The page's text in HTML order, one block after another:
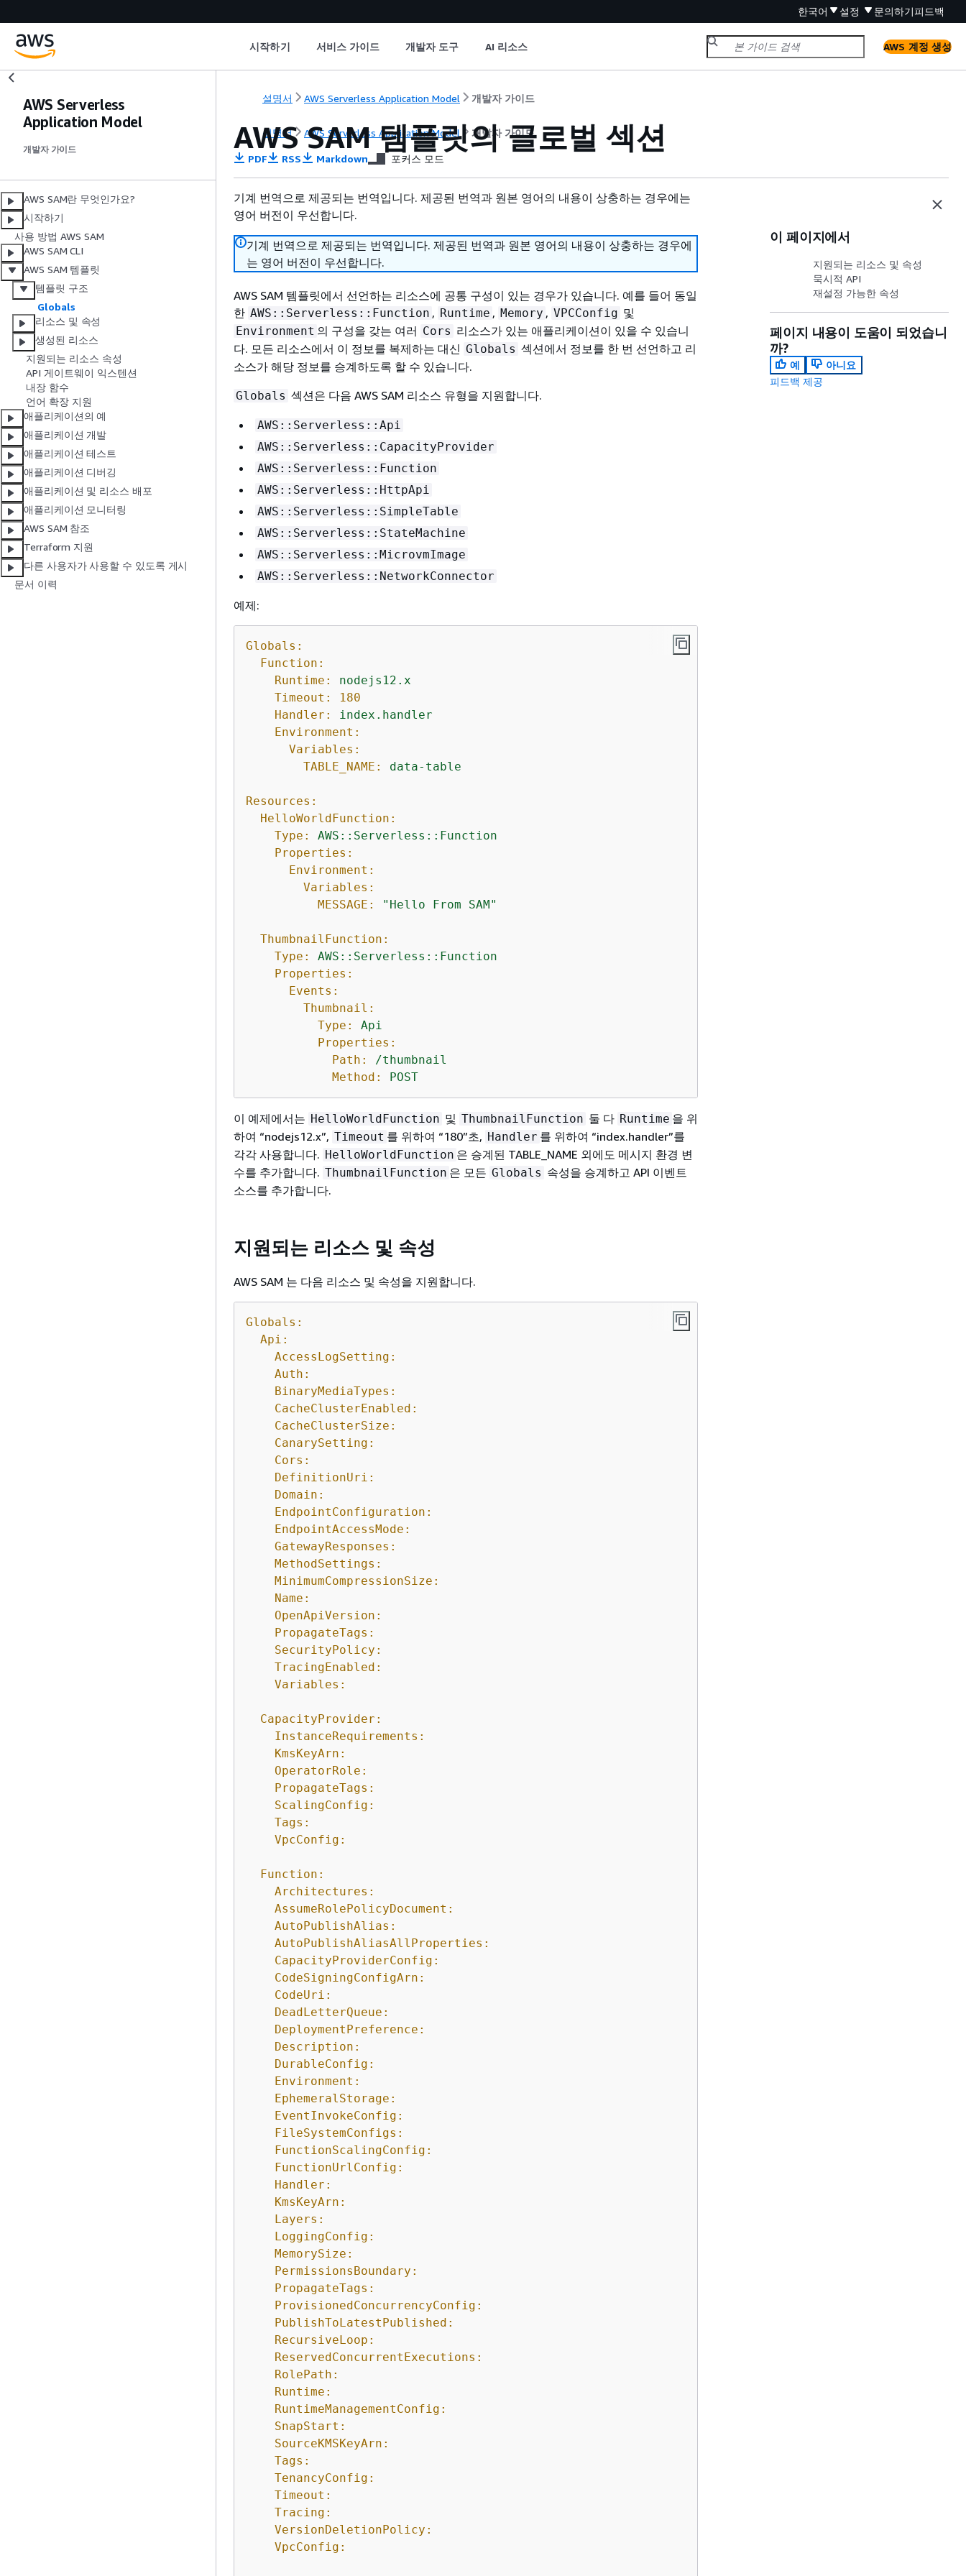
한국어 설정 문의하기피드백
시작하기 서비스 가이드 개발자 도구 AI 리소스 AWS 계정 생성
AWS Serverless
Application Model
개발자 가이드
AWS SAM란 무엇인가요?
시작하기
사용 방법 AWS SAM
AWS SAM CLI
AWS SAM 템플릿
템플릿 구조
Globals
리소스 및 속성
생성된 리소스
지원되는 리소스 속성
API 게이트웨이 익스텐션
내장 함수
언어 확장 지원
애플리케이션의 예
애플리케이션 개발
애플리케이션 테스트
애플리케이션 디버깅
애플리케이션 및 리소스 배포
애플리케이션 모니터링
AWS SAM 참조
Terraform 지원
다른 사용자가 사용할 수 있도록 게시
문서 이력
설명서 AWS Serverless Application Model 개발자 가이드
설명서 AWS Serverless Application Model 개발자 가이드
AWS SAM 템플릿의 글로벌 섹션
PDF RSS Markdown 포커스 모드
기계 번역으로 제공되는 번역입니다. 제공된 번역과 원본 영어의 내용이 상충하는 경우에는
영어 버전이 우선합니다.
기계 번역으로 제공되는 번역입니다. 제공된 번역과 원본 영어의 내용이 상충하는 경우에
는 영어 버전이 우선합니다.
AWS SAM 템플릿에서 선언하는 리소스에 공통 구성이 있는 경우가 있습니다. 예를 들어 동일
한 AWS::Serverless::Function , Runtime , Memory , VPCConfig 및
Environment 의 구성을 갖는 여러 Cors 리소스가 있는 애플리케이션이 있을 수 있습니
다. 모든 리소스에서 이 정보를 복제하는 대신 Globals 섹션에서 정보를 한 번 선언하고 리
소스가 해당 정보를 승계하도록 할 수 있습니다.
Globals 섹션은 다음 AWS SAM 리소스 유형을 지원합니다.
AWS::Serverless::Api
AWS::Serverless::CapacityProvider
AWS::Serverless::Function
AWS::Serverless::HttpApi
AWS::Serverless::SimpleTable
AWS::Serverless::StateMachine
AWS::Serverless::MicrovmImage
AWS::Serverless::NetworkConnector
예제:
Globals:
Function:
Runtime:
nodejs12.x
Timeout:
180
Handler:
index.handler
Environment:
Variables:
TABLE_NAME:
data-table
Resources:
HelloWorldFunction:
Type:
AWS::Serverless::Function
Properties:
Environment:
Variables:
MESSAGE:
"Hello From SAM"
ThumbnailFunction:
Type:
AWS::Serverless::Function
Properties:
Events:
Thumbnail:
Type:
Api
Properties:
Path:
/thumbnail
Method:
POST
이 예제에서는 HelloWorldFunction 및 ThumbnailFunction 둘 다 Runtime 을 위
하여 “nodejs12.x”, Timeout 를 위하여 “180”초, Handler 를 위하여 “index.handler”를
각각 사용합니다. HelloWorldFunction 은 승계된 TABLE_NAME 외에도 메시지 환경 변
수를 추가합니다. ThumbnailFunction 은 모든 Globals 속성을 승계하고 API 이벤트
소스를 추가합니다.
지원되는 리소스 및 속성
AWS SAM 는 다음 리소스 및 속성을 지원합니다.
Globals:
Api:
AccessLogSetting:
Auth:
BinaryMediaTypes:
CacheClusterEnabled:
CacheClusterSize:
CanarySetting:
Cors:
DefinitionUri:
Domain:
EndpointConfiguration:
EndpointAccessMode:
GatewayResponses:
MethodSettings:
MinimumCompressionSize:
Name:
OpenApiVersion:
PropagateTags:
SecurityPolicy:
TracingEnabled:
Variables:
CapacityProvider:
InstanceRequirements:
KmsKeyArn:
OperatorRole:
PropagateTags:
ScalingConfig:
Tags:
VpcConfig:
Function:
Architectures:
AssumeRolePolicyDocument:
AutoPublishAlias:
AutoPublishAliasAllProperties:
CapacityProviderConfig:
CodeSigningConfigArn:
CodeUri:
DeadLetterQueue:
DeploymentPreference:
Description:
DurableConfig:
Environment:
EphemeralStorage:
EventInvokeConfig:
FileSystemConfigs:
FunctionScalingConfig:
FunctionUrlConfig:
Handler:
KmsKeyArn:
Layers:
LoggingConfig:
MemorySize:
PermissionsBoundary:
PropagateTags:
ProvisionedConcurrencyConfig:
PublishToLatestPublished:
RecursiveLoop:
ReservedConcurrentExecutions:
RolePath:
Runtime:
RuntimeManagementConfig:
SnapStart:
SourceKMSKeyArn:
Tags:
TenancyConfig:
Timeout:
Tracing:
VersionDeletionPolicy:
VpcConfig:
이 페이지에서
지원되는 리소스 및 속성
묵시적 API
재설정 가능한 속성
페이지 내용이 도움이 되었습니
까?
예
아니요
피드백 제공